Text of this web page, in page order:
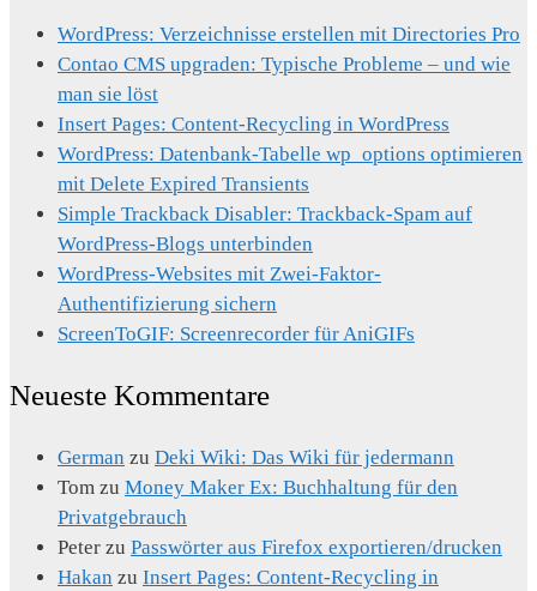
WordPress: Verzeichnisse erstellen mit Directories Pro
Contao CMS upgraden: Typische Probleme – und wie
man sie löst
Insert Pages: Content-Recycling in WordPress
WordPress: Datenbank-Tabelle wp_options optimieren
mit Delete Expired Transients
Simple Trackback Disabler: Trackback-Spam auf
WordPress-Blogs unterbinden
WordPress-Websites mit Zwei-Faktor-
Authentifizierung sichern
ScreenToGIF: Screenrecorder für AniGIFs
Neueste Kommentare
German zu Deki Wiki: Das Wiki für jedermann
Tom zu Money Maker Ex: Buchhaltung für den
Privatgebrauch
Peter zu Passwörter aus Firefox exportieren/drucken
Hakan zu Insert Pages: Content-Recycling in